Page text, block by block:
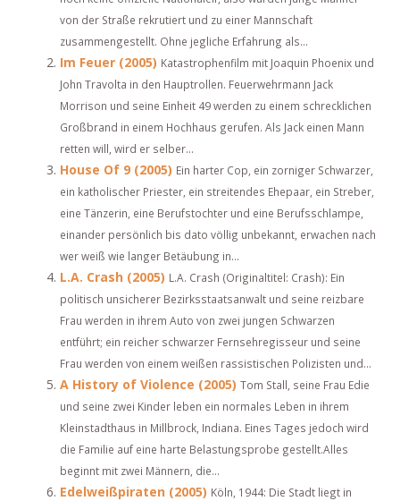
von der Straße rekrutiert und zu einer Mannschaft
zusammengestellt. Ohne jegliche Erfahrung als...
Im Feuer (2005) Katastrophenfilm mit Joaquin Phoenix und
John Travolta in den Hauptrollen. Feuerwehrmann Jack
Morrison und seine Einheit 49 werden zu einem schrecklichen
Großbrand in einem Hochhaus gerufen. Als Jack einen Mann
retten will, wird er selber...
House Of 9 (2005) Ein harter Cop, ein zorniger Schwarzer,
ein katholischer Priester, ein streitendes Ehepaar, ein Streber,
eine Tänzerin, eine Berufstochter und eine Berufsschlampe,
einander persönlich bis dato völlig unbekannt, erwachen nach
wer weiß wie langer Betäubung in...
L.A. Crash (2005) L.A. Crash (Originaltitel: Crash): Ein
politisch unsicherer Bezirksstaatsanwalt und seine reizbare
Frau werden in ihrem Auto von zwei jungen Schwarzen
entführt; ein reicher schwarzer Fernsehregisseur und seine
Frau werden von einem weißen rassistischen Polizisten und...
A History of Violence (2005) Tom Stall, seine Frau Edie
und seine zwei Kinder leben ein normales Leben in ihrem
Kleinstadthaus in Millbrock, Indiana. Eines Tages jedoch wird
die Familie auf eine harte Belastungsprobe gestellt.Alles
beginnt mit zwei Männern, die...
Edelweißpiraten (2005) Köln, 1944: Die Stadt liegt in